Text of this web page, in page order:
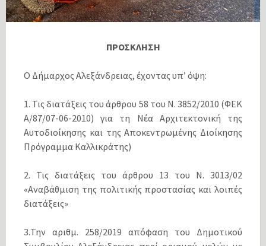
ΠΡΟΣΚΛΗΣΗ
Ο Δήμαρχος Αλεξάνδρειας, έχοντας υπ’ όψη:
1. Τις διατάξεις του άρθρου 58 του Ν. 3852/2010 (ΦΕΚ
Α/87/07-06-2010) για τη Νέα Αρχιτεκτονική της
Αυτοδιοίκησης και της Αποκεντρωμένης Διοίκησης
Πρόγραμμα Καλλικράτης)
2. Τις διατάξεις του άρθρου 13 του Ν. 3013/02
«Αναβάθμιση της πολιτικής προστασίας και λοιπές
διατάξεις»
3.Την αριθμ. 258/2019 απόφαση του Δημοτικού